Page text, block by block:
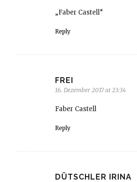
„Faber Castell“
Reply
FREI
16. Dezember 2017 at 23:34
Faber Castell
Reply
DÜTSCHLER IRINA